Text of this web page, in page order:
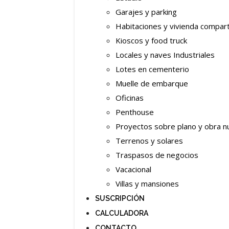
Garajes y parking
Habitaciones y vivienda
Kioscos y food truck
Locales y naves Industriales
Lotes en cementerio
Muelle de embarque
Oficinas
Penthouse
Proyectos sobre plano y obra
Terrenos y solares
Traspasos de negocios
Vacacional
Villas y mansiones
SUSCRIPCIÓN
CALCULADORA